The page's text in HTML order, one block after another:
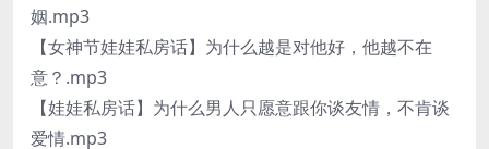
姻.mp3
【女神节娃娃私房话】为什么越是对他好，他越不在
意？.mp3
【娃娃私房话】为什么男人只愿意跟你谈友情，不肯谈
爱情.mp3